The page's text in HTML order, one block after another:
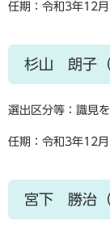
任期：令和3年12月
杉山 朗子（
選出区分等：識見
任期：令和3年12月
宮下 勝治